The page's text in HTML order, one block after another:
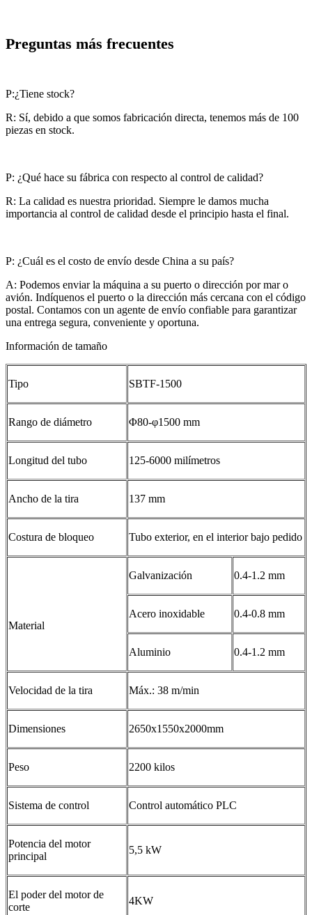
Preguntas más frecuentes
P:¿Tiene stock?
R: Sí, debido a que somos fabricación directa, tenemos más de 100
piezas en stock.
P: ¿Qué hace su fábrica con respecto al control de calidad?
R: La calidad es nuestra prioridad. Siempre le damos mucha
importancia al control de calidad desde el principio hasta el final.
P: ¿Cuál es el costo de envío desde China a su país?
A: Podemos enviar la máquina a su puerto o dirección por mar o
avión. Indíquenos el puerto o la dirección más cercana con el código
postal. Contamos con un agente de envío confiable para garantizar
una entrega segura, conveniente y oportuna.
Información de tamaño
Tipo SBTF-1500
Rango de diámetro Φ80-φ1500 mm
Longitud del tubo 125-6000 milímetros
Ancho de la tira 137 mm
Costura de bloqueo Tubo exterior, en el interior bajo pedido
Material
Galvanización 0.4-1.2 mm
Acero inoxidable 0.4-0.8 mm
Aluminio 0.4-1.2 mm
Velocidad de la tira Máx.: 38 m/min
Dimensiones 2650x1550x2000mm
Peso 2200 kilos
Sistema de control Control automático PLC
Potencia del motor
principal
5,5 kW
El poder del motor de
corte
4KW